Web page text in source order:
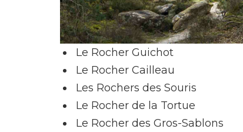
Le Rocher Guichot
Le Rocher Cailleau
Les Rochers des Souris
Le Rocher de la Tortue
Le Rocher des Gros-Sablons